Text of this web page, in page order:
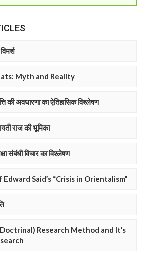
Myth and Reality
की अवधारणा का ऐतिहासिक विश्लेषण
राज की भूमिका
संबंधी विचार का विश्लेषण
Said’s “Crisis in Orientalism”
Research Method and It’s